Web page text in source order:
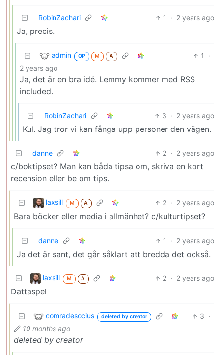
RobinZachari 1 · 2 years ago
Ja, precis.
admin OP M A 1
·
2 years ago
Ja, det är en bra idé. Lemmy kommer med RSS
included.
RobinZachari 3 · 2 years ago
Kul. Jag tror vi kan fånga upp personer den vägen.
danne 2 · 2 years ago
c/boktipset? Man kan båda tipsa om, skriva en kort
recension eller be om tips.
laxsill M A 2 · 2 years ago
Bara böcker eller media i allmänhet? c/kulturtipset?
danne 1 · 2 years ago
Ja det är sant, det går såklart att bredda det också.
laxsill M A 2 · 2 years ago
Dattaspel
comradesocius deleted by creator 3 ·
10 months ago
deleted by creator